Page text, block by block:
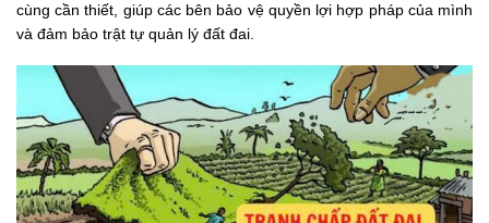
cùng cần thiết, giúp các bên bảo vệ quyền lợi hợp pháp của mình
và đảm bảo trật tự quản lý đất đai.